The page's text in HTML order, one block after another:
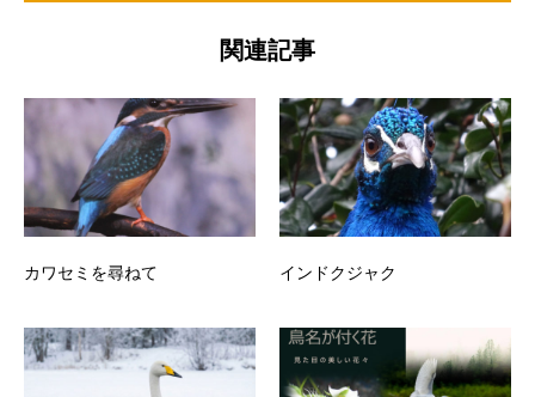
関連記事
カワセミを尋ねて インドクジャク